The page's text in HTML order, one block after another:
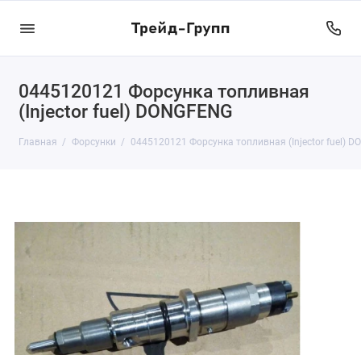
0445120121 Форсунка топливная
(Injector fuel) DONGFENG
Главная Форсунки 0445120121 Форсунка топливная (Injector fuel)